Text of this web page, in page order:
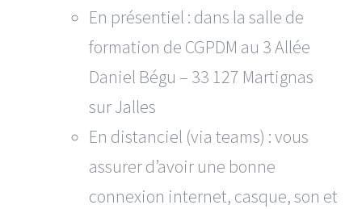
En présentiel : dans la salle de
formation de CGPDM au 3 Allée
Daniel Bégu – 33 127 Martignas
sur Jalles
En distanciel (via teams) : vous
assurer d’avoir une bonne
connexion internet, casque, son et